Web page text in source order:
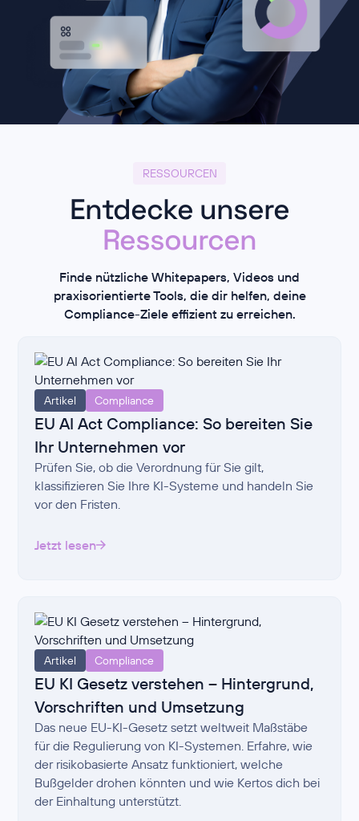
RESSOURCEN
Entdecke unsere
Ressourcen
Finde nützliche Whitepapers, Videos und
praxisorientierte Tools, die dir helfen, deine
Compliance-Ziele effizient zu erreichen.
Artikel Compliance
EU AI Act Compliance: So bereiten Sie
Ihr Unternehmen vor
Prüfen Sie, ob die Verordnung für Sie gilt,
klassifizieren Sie Ihre KI-Systeme und handeln Sie
vor den Fristen.
Jetzt lesen
Artikel Compliance
EU KI Gesetz verstehen – Hintergrund,
Vorschriften und Umsetzung
Das neue EU-KI-Gesetz setzt weltweit Maßstäbe
für die Regulierung von KI-Systemen. Erfahre, wie
der risikobasierte Ansatz funktioniert, welche
Bußgelder drohen könnten und wie Kertos dich bei
der Einhaltung unterstützt.